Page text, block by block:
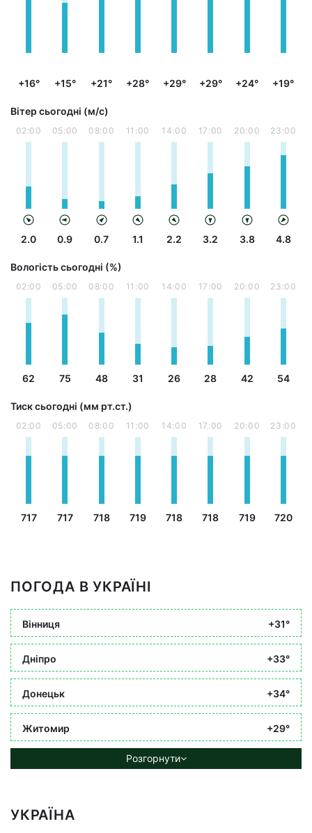
+16° +15° +21° +28° +29° +29° +24° +19°
Вітер сьогодні (м/с)
02:00
2.0
05:00
0.9
08:00
0.7
11:00
1.1
14:00
2.2
17:00
3.2
20:00
3.8
23:00
4.8
Вологість сьогодні (%)
02:00
62
05:00
75
08:00
48
11:00
31
14:00
26
17:00
28
20:00
42
23:00
54
Тиск сьогодні (мм рт.ст.)
02:00
717
05:00
717
08:00
718
11:00
719
14:00
718
17:00
718
20:00
719
23:00
720
ПОГОДА В УКРАЇНІ
Вінниця +31°
Дніпро +33°
Донецьк +34°
Житомир +29°
Розгорнути
УКРАЇНА